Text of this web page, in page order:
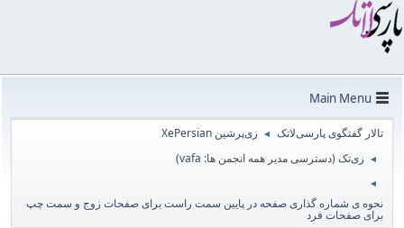
Main Menu
تالار گفتگوی پارسی‌لاتک ◄ زی‌پرشین XePersian
◄ زی‌تک (دسترسی مدیر همه انجمن ها: vafa
)
◄
نحوه ی شماره گذاری صفحه در پایین سمت راست برای صفحات زوج و سمت چپ
برای صفحات فرد